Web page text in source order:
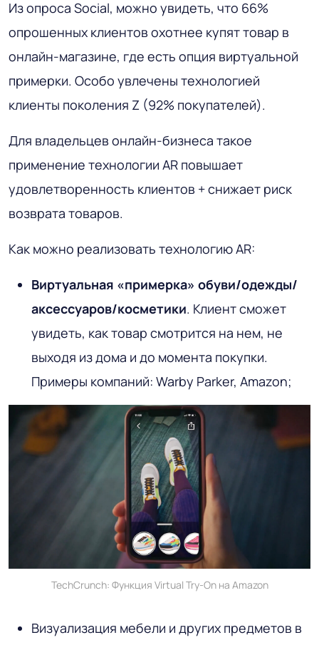
Из опроса Social, можно увидеть, что 66%
опрошенных клиентов охотнее купят товар в
онлайн-магазине, где есть опция виртуальной
примерки. Особо увлечены технологией
клиенты поколения Z (92% покупателей).
Для владельцев онлайн-бизнеса такое
применение технологии AR повышает
удовлетворенность клиентов + снижает риск
возврата товаров.
Как можно реализовать технологию AR:
Виртуальная «примерка» обуви/одежды/
аксессуаров/косметики. Клиент сможет
увидеть, как товар смотрится на нем, не
выходя из дома и до момента покупки.
Примеры компаний: Warby Parker, Amazon;
TechCrunch: Функция Virtual Try-On на Amazon
Визуализация мебели и других предметов в